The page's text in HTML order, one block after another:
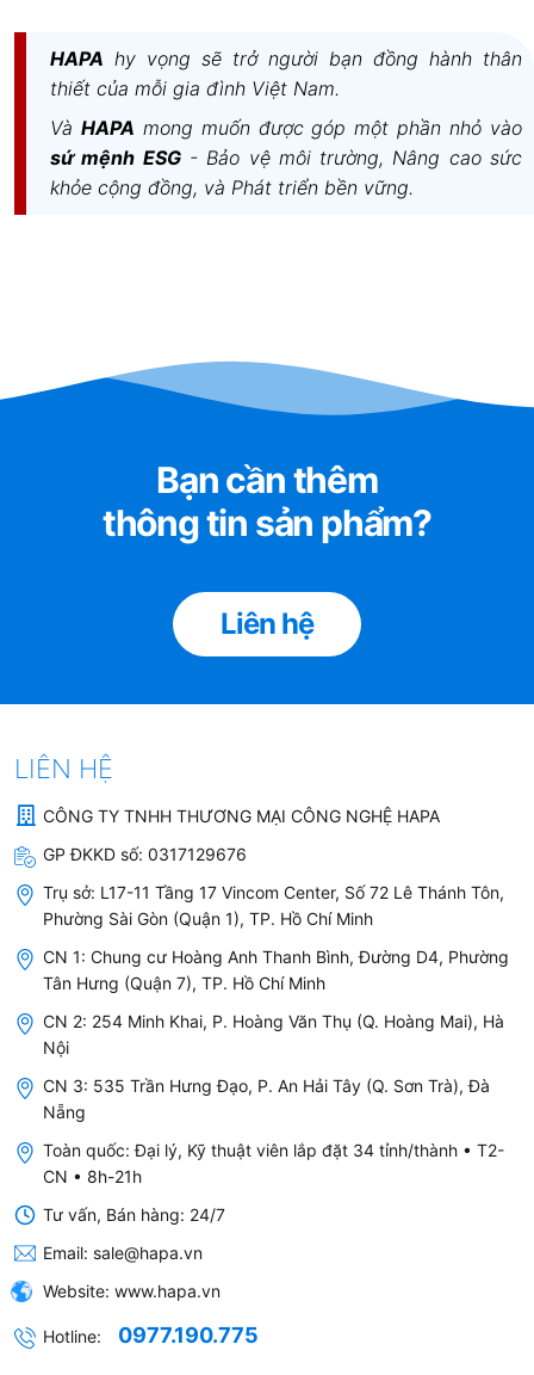
HAPA là công ty chuyên mua bán sỉ và lẻ toàn quốc
các dòng sản phẩmMáy Lọc Nước COWAY - Hàn
Chúng tôi cam kết mang đến cho bạn những sản
phẩm chính hãng, uy tín và đảm bảo chất lượng.
HAPA hy vọng sẽ trở người bạn đồng hành thân
thiết của mỗi gia đình Việt Nam.
Và HAPA mong muốn được góp một phần nhỏ vào
sứ mệnh ESG- Bảo vệ môi trường, Nâng cao sức
khỏe cộng đồng, và Phát triển bền vững.
Bạn cần thêm
thông tin sản phẩm?
Liên hệ
LIÊN HỆ
CÔNG TY TNHH THƯƠNG MẠI CÔNG NGHỆ HAPA
GP ĐKKD số: 0317129676
Trụ sở: L17-11 Tầng 17 Vincom Center, Số 72 Lê Thánh Tôn,
Phường Sài Gòn (Quận 1), TP. Hồ Chí Minh
CN 1: Chung cư Hoàng Anh Thanh Bình, Đường D4, Phường
Tân Hưng (Quận 7), TP. Hồ Chí Minh
CN 2: 254 Minh Khai, P. Hoàng Văn Thụ (Q. Hoàng Mai), Hà
Nội
CN 3: 535 Trần Hưng Đạo, P. An Hải Tây (Q. Sơn Trà), Đà
Nẵng
Toàn quốc: Đại lý, Kỹ thuật viên lắp đặt 34 tỉnh/thành • T2-
CN • 8h-21h
Tư vấn, Bán hàng: 24/7
Email: sale@hapa.vn
Website: www.hapa.vn
Hotline: 0977.190.775